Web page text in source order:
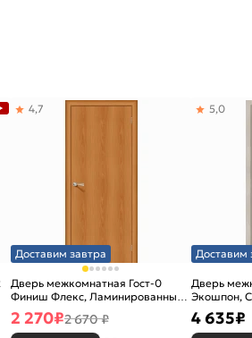
Доставим завтра
Дверь межкомнатная Гост-0
Финиш Флекс, Ламинированные
Л-12 (МиланОрех), глухая,
каркасно-щитовая
4,7
2 270₽2 670 ₽
Доставим
Дверь
Экошпон,
5,0
4 635₽